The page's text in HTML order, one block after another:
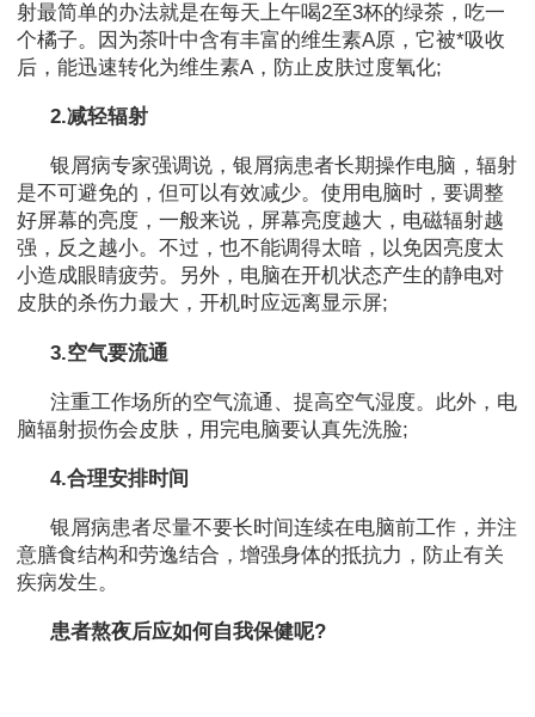
射最简单的办法就是在每天上午喝2至3杯的绿茶，吃一
个橘子。因为茶叶中含有丰富的维生素A原，它被*吸收
后，能迅速转化为维生素A，防止皮肤过度氧化;
2.减轻辐射
银屑病专家强调说，银屑病患者长期操作电脑，辐射
是不可避免的，但可以有效减少。使用电脑时，要调整
好屏幕的亮度，一般来说，屏幕亮度越大，电磁辐射越
强，反之越小。不过，也不能调得太暗，以免因亮度太
小造成眼睛疲劳。另外，电脑在开机状态产生的静电对
皮肤的杀伤力最大，开机时应远离显示屏;
3.空气要流通
注重工作场所的空气流通、提高空气湿度。此外，电
脑辐射损伤会皮肤，用完电脑要认真先洗脸;
4.合理安排时间
银屑病患者尽量不要长时间连续在电脑前工作，并注
意膳食结构和劳逸结合，增强身体的抵抗力，防止有关
疾病发生。
患者熬夜后应如何自我保健呢?